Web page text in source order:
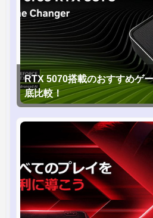
RTX 5070搭載のおすすめゲ
底比較！